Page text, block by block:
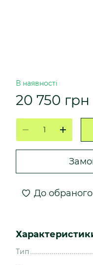
В наявності
20 750 грн
До обраного
Тип